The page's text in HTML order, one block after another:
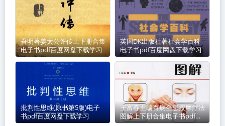
吾明著姜太公评传上下册合集
电子书pdf百度网盘下载学习
英国DK出版社著社会学百科
电子书pdf百度网盘下载学习
批判性思维(原书第5版)电子
书pdf百度网盘下载学习
王富春主编百病全息按摩疗法
图解上下册合集电子书pdf百